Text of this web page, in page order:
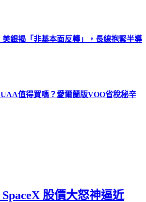
銀揭「非基本面反轉」，長線抱緊半導
值得買嗎？愛爾蘭版VOO省稅秘辛
股價大怒神逼近